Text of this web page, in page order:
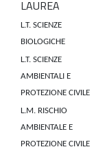
LAUREA
L.T. SCIENZE
BIOLOGICHE
L.T. SCIENZE
AMBIENTALI E
PROTEZIONE CIVILE
L.M. RISCHIO
AMBIENTALE E
PROTEZIONE CIVILE